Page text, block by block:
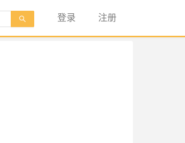
登录 注册